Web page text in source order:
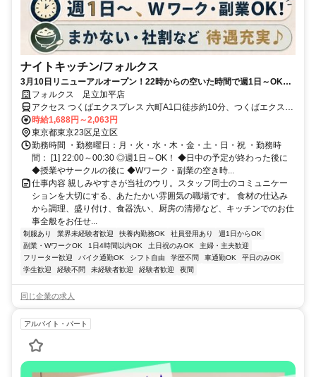
ナイトキッチン/フォルクス
3月10日リニューアルオープン！22時からの空いた時間で週1日～OK！
Wワーク・副業OK！未経験＆初バイトも大歓迎！まかない＆割引券(グ
ループ全店で利用OK)など嬉しい待遇あり♪飲食店のキッチンのお仕事。
フォルクス 足立加平店
アクセス つくばエクスプレス 六町A1口徒歩約10分、つくばエクスプ
レス 青井A2口徒歩約10分、東京メトロ千代田線 北綾瀬1番口徒歩約
17分 六町駅から徒歩10分、青井駅から徒歩10分
時給1,688円～2,063円
東京都東京23区足立区
勤務時間 ・勤務曜日：月・火・水・木・金・土・日・祝 ・勤務時
間： [1] 22:00～00:30 ◎週1日～OK！ ◆日中の予定が終わった後に
◆授業やサークルの後に ◆Wワーク・副業の空き時...
仕事内容 親しみやすさが当社のウリ。スタッフ同士のコミュニケー
ションを大切にする、あたたかい雰囲気の職場です。 食材の仕込み
から調理、盛り付け、食器洗い、厨房の清掃など、キッチンでのお仕
事全般をお任せ...
制服あり 業界未経験者歓迎 扶養内勤務OK 社員登用あり
週1日からOK
副業・WワークOK
1日4時間以内OK 土日祝のみOK
主婦・主夫歓迎
フリーター歓迎
バイク通勤OK シフト自由 学歴不問 車通勤OK
平日のみOK
学生歓迎
経験不問 未経験者歓迎 経験者歓迎 夜間
同じ企業の求人
アルバイト・パート